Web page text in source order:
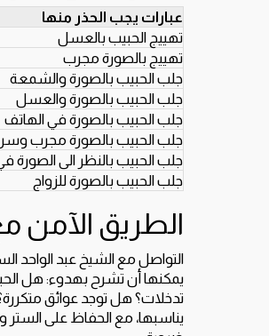
عبارات يجب الحذر منها
تهييج الحبيب بالعسل
تهييج بالصورة مجرب
جلب الحبيب بالصورة والشمعة
جلب الحبيب بالصورة والعسل
جلب الحبيب بالصورة في الهاتف
جلب الحبيب بالصورة مجرب
جلب الحبيب بالنظر الى الصورة
جلب الحبيب بالصورة للزواج
الطريق الآمن
التواصل مع الشيخ عبد
يمكنها أن تشرح بهدوء: هل
تدخلات؟ هل توجد عوائق
يناسبها، مع الحفاظ على